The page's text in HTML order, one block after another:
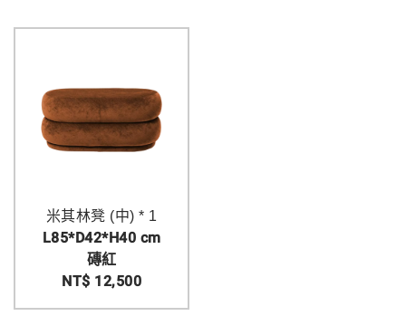
米其林凳 (中) * 1
L85*D42*H40 cm
磚紅
NT$ 12,500